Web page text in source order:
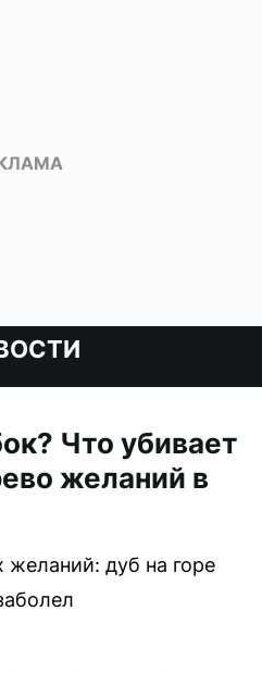
Что убивает
желаний в
дуб на горе